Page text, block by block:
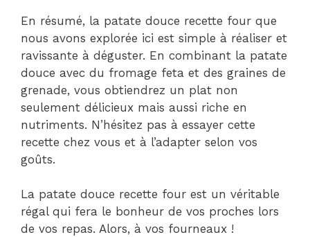
En résumé, la patate douce recette four que
nous avons explorée ici est simple à réaliser et
ravissante à déguster. En combinant la patate
douce avec du fromage feta et des graines de
grenade, vous obtiendrez un plat non
seulement délicieux mais aussi riche en
nutriments. N’hésitez pas à essayer cette
recette chez vous et à l’adapter selon vos
goûts.
La patate douce recette four est un véritable
régal qui fera le bonheur de vos proches lors
de vos repas. Alors, à vos fourneaux !